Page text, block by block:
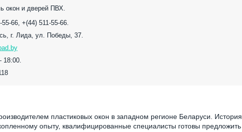
окон и дверей ПВХ.
55-66, +(44) 511-55-66.
г. Лида, ул. Победы, 37.
18:00.
пластиковых окон в западном регионе Беларуси. Иcтория
опыту, квалифицированные специалисты готовы предложить